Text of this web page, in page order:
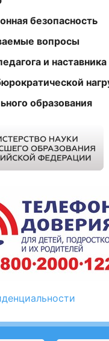
безопасность
вопросы
и
образования